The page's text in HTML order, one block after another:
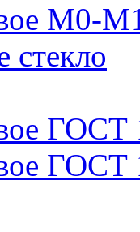
М0-
стекло
ГОСТ
ГОСТ